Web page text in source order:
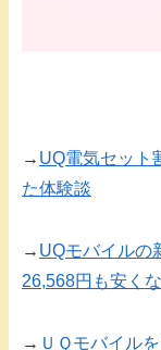
→ UQ電気セッ
た体験談
→ UQモバイルの
26,568円も安く
→ ＵＱモバイル